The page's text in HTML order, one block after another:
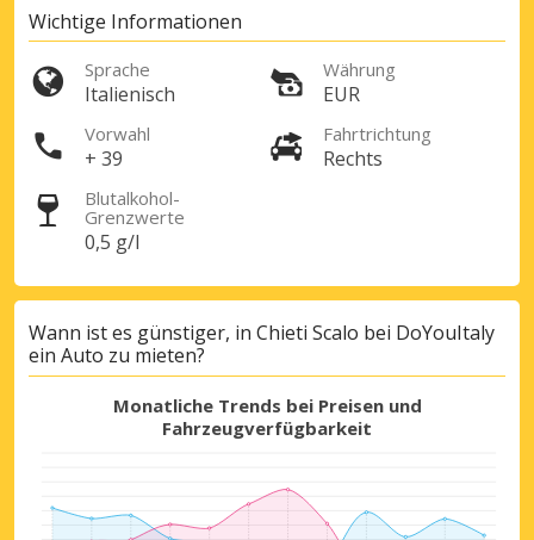
Wichtige Informationen
Sprache
Italienisch
Währung
EUR
Vorwahl
+ 39
Fahrtrichtung
Rechts
Blutalkohol-
Grenzwerte
0,5 g/l
Wann ist es günstiger, in Chieti Scalo bei DoYouItaly
ein Auto zu mieten?
Monatliche Trends bei Preisen und
Fahrzeugverfügbarkeit
Top-Ersparnisses